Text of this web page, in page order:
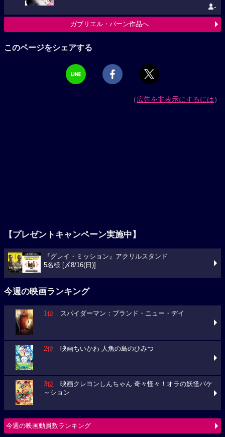
-
ガブリエル・バーン作品へ
このページをシェアする
（広告を非表示にするには）
【プレゼントキャンペーン実施中】
『グレイ・ミッション』アクリルスタンド
5名様 [〆8/16(日)]
今週の映画ランキング
1位 スパイダーマン：ブランド・ニュー・デイ
2位 映画ちいかわ 人魚の島のひみつ
3位 映画クレヨンしんちゃん 奇々怪々！オラの妖怪バケ
～ション
今週の映画動員数ランキング